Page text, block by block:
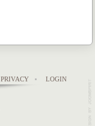
PRIVACY LOGIN